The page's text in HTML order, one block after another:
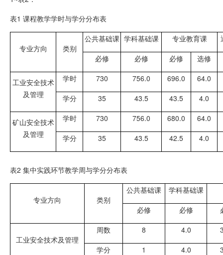
表1 课程教学学时与学分分布表
专业方向 类别
公共基础课 学科基础课 专业教育课
必修
必修 必修 选修
工业安全技术
及管理
学时 730 756.0 696.0
64.0
学分
35 43.5 43.5 4.0
矿山安全技术
及管理
学时 730 756.0 680.0
64.0
学分
35 43.5 42.5 4.0
表2 集中实践环节教学周与学分分布表
专业方向 类别
公共基础课
学科基础课
必修
必修
工业安全技术及管理
周数 8 4.0
学分
1 4.0